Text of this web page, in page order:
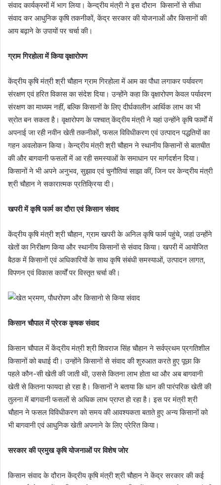
संवाद कार्यक्रमों में भाग लिया। केन्द्रीय मंत्री ने इस दौरान किसानों से सीधा
संवाद कर आधुनिक कृषि तकनीकों, केंद्र सरकार की योजनाओं और किसानों की
आय बढ़ाने के उपायों पर चर्चा की।
ग्राम गिरहोला में किया वृक्षारोपण
केंद्रीय कृषि मंत्री श्री चौहान ग्राम गिरहोला में आम का पौधा लगाकर पर्यावरण
संरक्षण एवं हरित विकास का संदेश दिया। उन्होंने कहा कि वृक्षारोपण केवल पर्यावरण
संरक्षण का माध्यम नहीं, बल्कि किसानों के लिए दीर्घकालीन आर्थिक लाभ का भी
स्रोत बन सकता है। वृक्षारोपण के पश्चात् केंद्रीय मंत्री ने यहां उन्होंने कृषि फार्मों में
अपनाई जा रही नवीन खेती तकनीकों, फसल विविधीकरण एवं उत्पादन पद्धतियों का
गहन अवलोकन किया। केन्द्रीय मंत्री श्री चौहान ने स्थानीय किसानों से बातचीत
की और बागवानी फसलों में आ रही समस्याओं के समाधान पर मार्गदर्शन दिया।
किसानों ने भी अपने अनुभव, सुझाव एवं चुनौतियां साझा कीं, जिन पर केन्द्रीय मंत्री
श्री चौहान ने सकारात्मक प्रतिक्रिया दी।
खपरी में कृषि फार्म का दौरा एवं किसान संवाद
केंद्रीय कृषि मंत्री श्री चौहान, ग्राम खपरी के अनिल कृषि फार्म पहुंचे, जहां उन्होंने
खेतों का निरीक्षण किया और स्थानीय किसानों से संवाद किया। खपरी में आयोजित
बैठक में किसानों एवं अधिकारियों के साथ कृषि संबंधी समस्याओं, उत्पादन लागत,
विपणन एवं विकास कार्यों पर विस्तृत चर्चा की।
किसान चौपाल में प्रेरक कृषक संवाद
किसान चौपाल में केंद्रीय मंत्री श्री शिवराज सिंह चौहान ने सर्वप्रथम प्रगतिशील
किसानों को बधाई दी। उन्होंने किसानों से संवाद की शुरुआत करते हुए पूछा कि
पहले कौन-सी खेती की जाती थी, उससे कितना लाभ होता था और अब बागवानी
खेती से कितना फायदा हो रहा है। किसानों ने बताया कि धान की पारंपरिक खेती की
तुलना में बागवानी फसलों से अधिक लाभ प्राप्त हो रहा है। इस पर मंत्री श्री
चौहान ने फसल विविधीकरण को समय की आवश्यकता बताते हुए अन्य किसानों को
भी बागवानी एवं आधुनिक खेती अपनाने के लिए प्रेरित किया।
सरकार की प्रमुख कृषि योजनाओं पर विशेष जोर
किसान संवाद के दौरान केंद्रीय कृषि मंत्री श्री चौहान ने केंद्र सरकार की कई